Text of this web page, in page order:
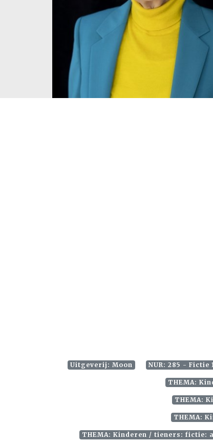
Uitgeverij: Moon NUR: 285 - Fictie
THEMA:
THEMA:
THEMA:
THEMA: Kinderen / tieners: fictie: